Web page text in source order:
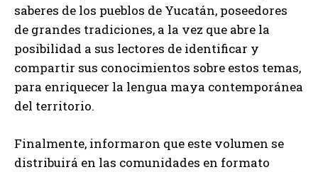
saberes de los pueblos de Yucatán, poseedores
de grandes tradiciones, a la vez que abre la
posibilidad a sus lectores de identificar y
compartir sus conocimientos sobre estos temas,
para enriquecer la lengua maya contemporánea
del territorio.
Finalmente, informaron que este volumen se
distribuirá en las comunidades en formato